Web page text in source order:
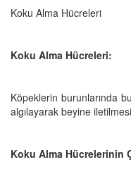
Koku Alma Hücreleri
Koku Alma Hücreleri:
Köpeklerin burunlarında
algılayarak beyine
Koku Alma Hücrelerinin